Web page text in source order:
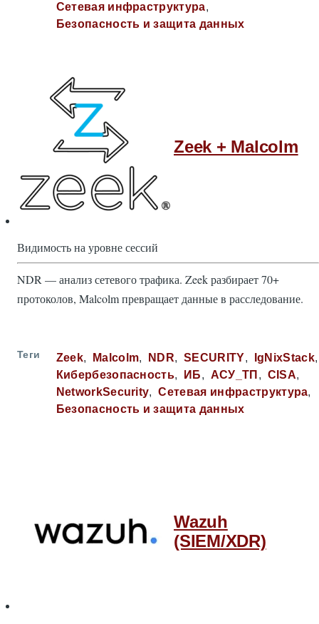
Сетевая инфраструктура
Безопасность и защита данных
Zeek + Malcolm
Видимость на уровне сессий
NDR — анализ сетевого трафика. Zeek разбирает 70+
протоколов, Malcolm превращает данные в расследование.
Теги Zeek Malcolm NDR SECURITY
IgNixStack
Кибербезопасность
ИБ АСУ_ТП
CISA
NetworkSecurity
Сетевая инфраструктура
Безопасность и защита данных
Wazuh
(SIEM/XDR)